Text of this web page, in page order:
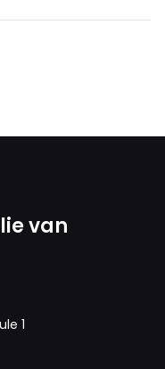
van
1